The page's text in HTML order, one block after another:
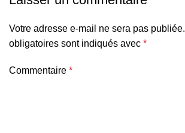
Votre adresse e-mail ne sera pas publiée.
obligatoires sont indiqués avec *
Commentaire *